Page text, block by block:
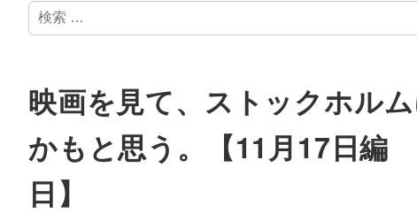
検
索
映画を見て、ストックホル
かもと思う。【11月17日編
日】